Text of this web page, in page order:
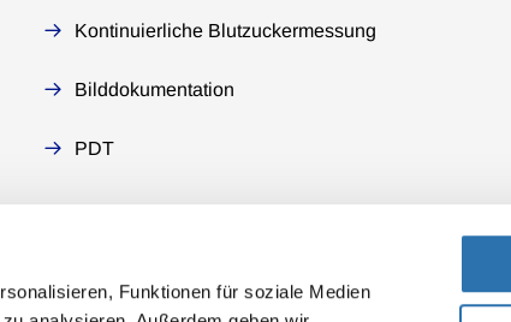
Funktionen für soziale Medien
Kontinuierliche Blutzuckermessung
Bilddokumentation
PDT